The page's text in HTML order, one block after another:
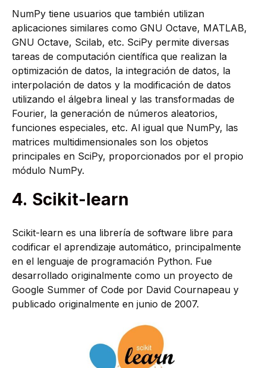
NumPy tiene usuarios que también utilizan
aplicaciones similares como GNU Octave, MATLAB,
GNU Octave, Scilab, etc. SciPy permite diversas
tareas de computación científica que realizan la
optimización de datos, la integración de datos, la
interpolación de datos y la modificación de datos
utilizando el álgebra lineal y las transformadas de
Fourier, la generación de números aleatorios,
funciones especiales, etc. Al igual que NumPy, las
matrices multidimensionales son los objetos
principales en SciPy, proporcionados por el propio
módulo NumPy.
4. Scikit-learn
Scikit-learn es una librería de software libre para
codificar el aprendizaje automático, principalmente
en el lenguaje de programación Python. Fue
desarrollado originalmente como un proyecto de
Google Summer of Code por David Cournapeau y
publicado originalmente en junio de 2007.